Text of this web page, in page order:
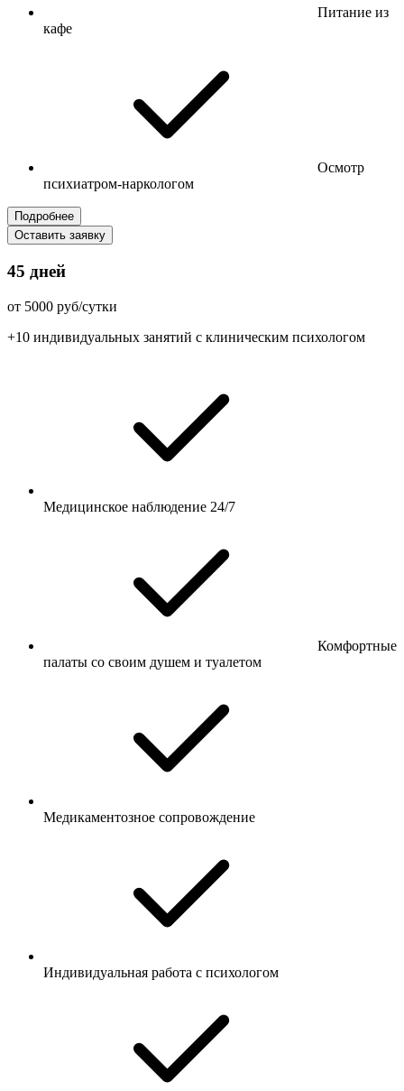
Питание из
кафе
Осмотр
психиатром-наркологом
Подробнее
Оставить заявку
45 дней
от 5000 руб/сутки
+10 индивидуальных занятий с клиническим психологом
Медицинское наблюдение 24/7
Комфортные
палаты со своим душем и туалетом
Медикаментозное сопровождение
Индивидуальная работа с психологом